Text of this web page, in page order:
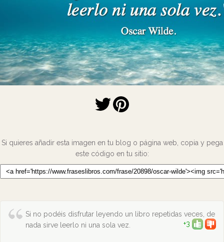
Si quieres añadir esta imagen en tu blog o página web, copia y pega
este código en tu sitio:
Si no podéis disfrutar leyendo un libro repetidas veces, de
nada sirve leerlo ni una sola vez.
+3